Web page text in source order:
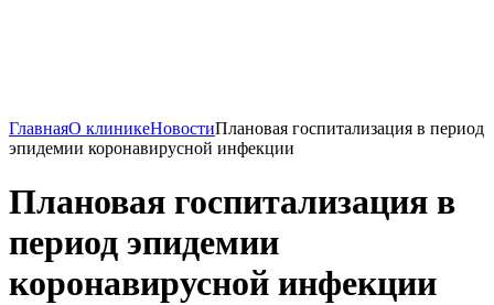
ГлавнаяО клиникеНовостиПлановая госпитализация в период
эпидемии коронавирусной инфекции
Плановая госпитализация в
период эпидемии
коронавирусной инфекции